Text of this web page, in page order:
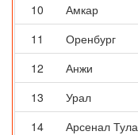
10
Амкар
11
Оренбург
12
Анжи
13
Урал
14
Арсенал Тула